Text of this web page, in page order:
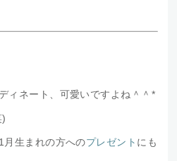
ィネート、可愛いですよね＾＾*
月生まれの方へのプレゼント にも